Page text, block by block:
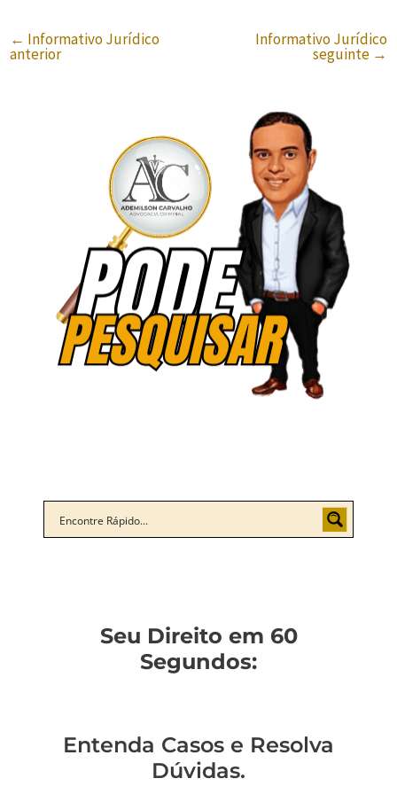
← Informativo Jurídico
anterior
Informativo Jurídico
seguinte →
Seu Direito em 60
Segundos:
Entenda Casos e Resolva
Dúvidas.